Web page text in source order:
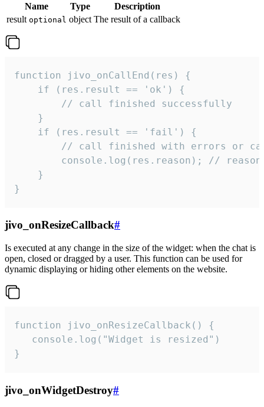
Name Type
Description
result optional object The result of a callback
function jivo_onCallEnd(res) {
    if (res.result == 'ok') {
        // call finished successfully
    }
    if (res.result == 'fail') {
// call finished with errors or
console.log(res.reason); //
    }
}
jivo_onResizeCallback#
Is executed at any change in the size of the widget: when the chat is
open, closed or dragged by a user. This function can be used for
dynamic displaying or hiding other elements on the website.
function jivo_onResizeCallback() {
   console.log("Widget is resized")
}
jivo_onWidgetDestroy#